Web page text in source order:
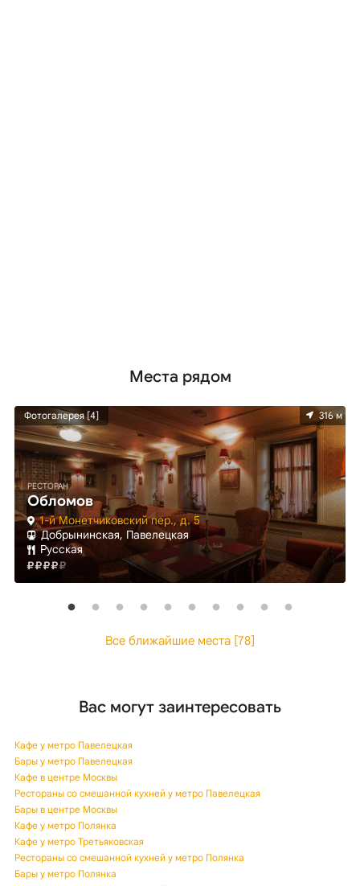
Места рядом
Фотогалерея [4] 316 м
РЕСТОРАН
Обломов
1-й Монетчиковский пер., д. 5
Добрынинская, Павелецкая
Русская
Все ближайшие места [78]
Вас могут заинтересовать
Кафе у метро Павелецкая
Бары у метро Павелецкая
Кафе в центре Москвы
Рестораны со смешанной кухней у метро Павелецкая
Бары в центре Москвы
Кафе у метро Полянка
Кафе у метро Третьяковская
Рестораны со смешанной кухней у метро Полянка
Бары у метро Полянка